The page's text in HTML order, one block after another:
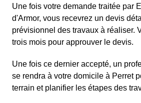
Une fois votre demande traitée par
d'Armor, vous recevrez un devis
prévisionnel des travaux à réaliser.
trois mois pour approuver le devis.
Une fois ce dernier accepté, un
se rendra à votre domicile à Perret
terrain et planifier les étapes des